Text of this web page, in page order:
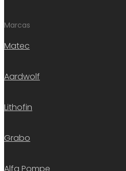
Marcas
Matec
Aardwolf
Lithofin
Grabo
Alfa Pompe